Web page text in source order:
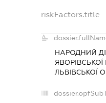
riskFactors.title
НАРОДНИЙ
ЯВОРІВСЬКОЇ
ЛЬВІВСЬКОЇ